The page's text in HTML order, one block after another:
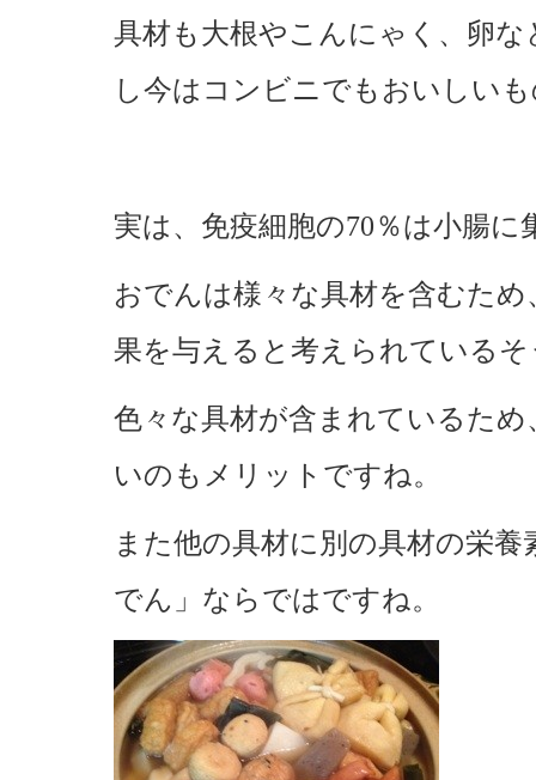
具材も大根やこんにゃく、卵
し今はコンビニでもおいしい
実は、免疫細胞の70％は小腸に
おでんは様々な具材を含むた
果を与えると考えられている
色々な具材が含まれているた
いのもメリットですね。
また他の具材に別の具材の栄
でん」ならではですね。